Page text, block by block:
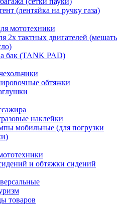
(лентяйка на ручку газа)
мототехники
2х тактных двигателей (мешать
бак (TANK PAD)
обтяжки
наклейки
мобильные (для погрузки
и обтяжки сидений
товаров